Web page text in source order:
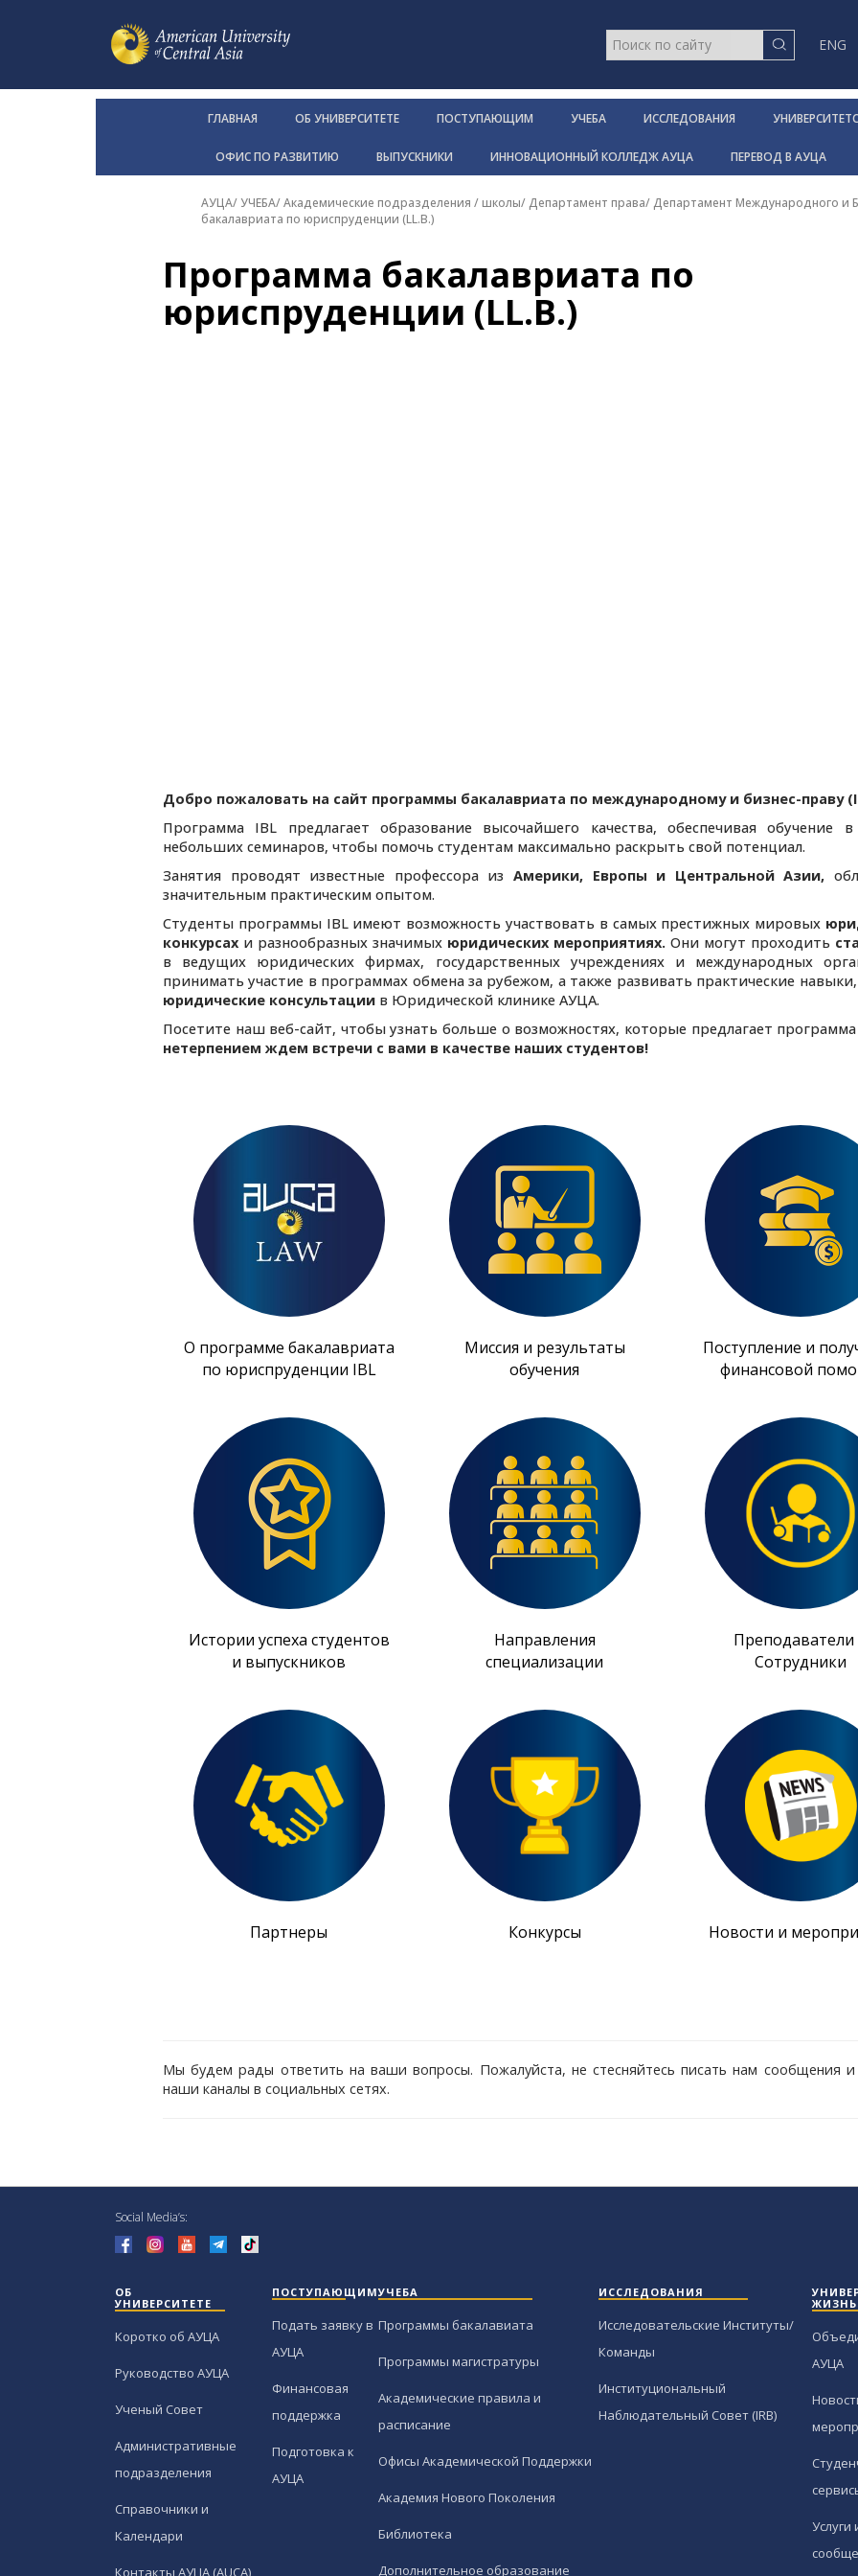
ENG
ГЛАВНАЯ ОБ УНИВЕРСИТЕТЕ ПОСТУПАЮЩИМ УЧЕБА ИССЛЕДОВАНИЯ
ОФИС ПО РАЗВИТИЮ ВЫПУСКНИКИ ИННОВАЦИОННЫЙ КОЛЛЕДЖ АУЦА ПЕРЕВОД В АУЦА
АУЦА/ УЧЕБА/Академические подразделения / школы/Департамент права/Департамент Международного и
бакалавриата по юриспруденции (LL.B.)
Программа бакалавриата по
юриспруденции (LL.B.)
Добро пожаловать на сайт программы бакалавриата по международному и бизнес-праву
Программа IBL предлагает образование высочайшего качества, обеспечивая обучение
небольших семинаров, чтобы помочь студентам максимально раскрыть свой потенциал.
Занятия проводят известные профессора из Америки, Европы и Центральной Азии,
значительным практическим опытом.
Студенты программы IBL имеют возможность участвовать в самых престижных мировых
конкурсах и разнообразных значимых юридических мероприятиях. Они могут проходить
в ведущих юридических фирмах, государственных учреждениях и международных
принимать участие в программах обмена за рубежом, а также развивать практические
юридические консультации в Юридической клинике АУЦА.
Посетите наш веб-сайт, чтобы узнать больше о возможностях, которые предлагает программа
нетерпением ждем встречи с вами в качестве наших студентов!
О программе бакалавриата
по юриспруденции IBL
Миссия и результаты
обучения
Поступление и
финансовой
Истории успеха студентов
и выпускников
Направления
специализации
Преподаватели
Сотрудники
Партнеры Конкурсы Новости и
Мы будем рады ответить на ваши вопросы. Пожалуйста, не стесняйтесь писать нам сообщения
наши каналы в социальных сетях.
Social Media’s:
ОБ
УНИВЕРСИТЕТЕ
Коротко об АУЦА
Руководство АУЦА
Ученый Совет
Административные
подразделения
Справочники и
Календари
Контакты АУЦА (AUCA)
ПОСТУПАЮЩИМ
Подать заявку в
АУЦА
Финансовая
поддержка
Подготовка к
АУЦА
УЧЕБА
Программы бакалавиата
Программы магистратуры
Академические правила и
расписание
Офисы Академической Поддержки
Академия Нового Поколения
Библиотека
Дополнительное образование
ИССЛЕДОВАНИЯ
Исследовательские Институты/
Команды
Институциональный
Наблюдательный Совет (IRB)
ЖИЗНЬ
АУЦА
Услуги